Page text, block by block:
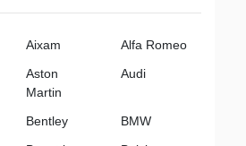
Aixam
Alfa Romeo
Aston
Martin
Audi
Bentley
BMW